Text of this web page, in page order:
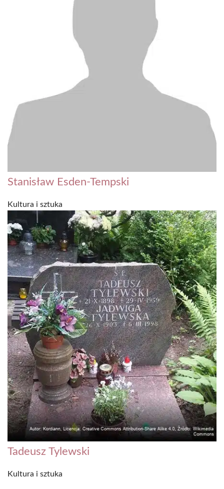
Stanisław Esden-Tempski
Kultura i sztuka
Tadeusz Tylewski
Kultura i sztuka